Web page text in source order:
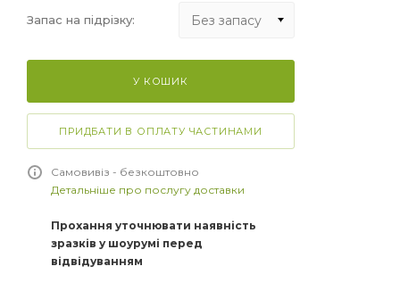
Запас на підрізку: Без запасу
+10%
+15%
У КОШИК
ПРИДБАТИ В ОПЛАТУ ЧАСТИНАМИ
Самовивіз - безкоштовно
Детальніше про послугу доставки
Прохання уточнювати наявність
зразків у шоурумі перед
відвідуванням